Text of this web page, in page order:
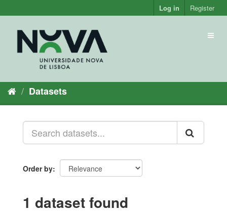
to
Log in Register
Datasets
Order by
1 dataset found